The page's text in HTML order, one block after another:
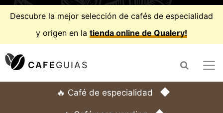
Descubre la mejor selección de cafés de especialidad
y origen en la tienda online de Qualery!
CAFEGUIAS
🔥 Café de especialidad ◆